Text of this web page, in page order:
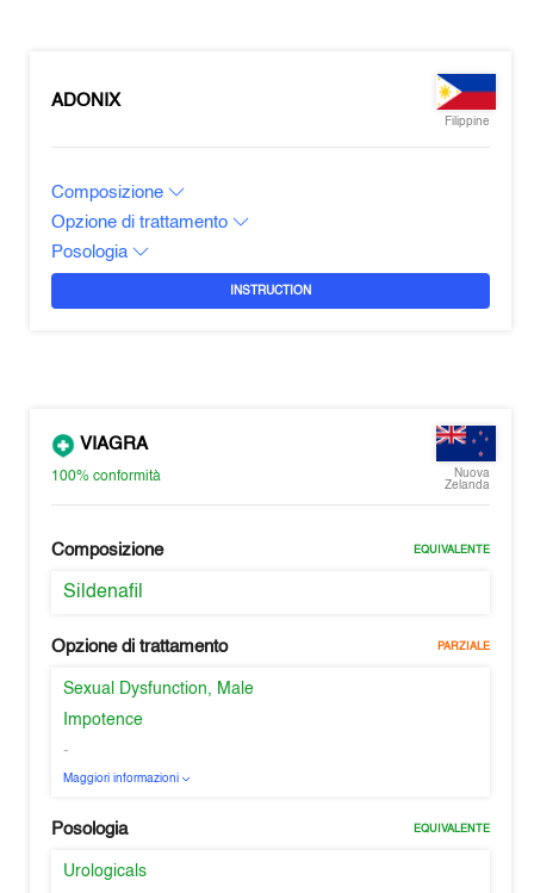
ADONIX
Filippine
Composizione
Opzione di trattamento
Posologia
INSTRUCTION
VIAGRA
100%conformità
Nuova
Zelanda
Composizione EQUIVALENTE
Sildenafil
Opzione di trattamento PARZIALE
Sexual Dysfunction, Male
Impotence
-
Maggiori informazioni
Posologia EQUIVALENTE
Urologicals